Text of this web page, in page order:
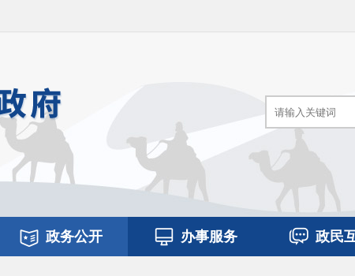
政务公开 办事服务 政民